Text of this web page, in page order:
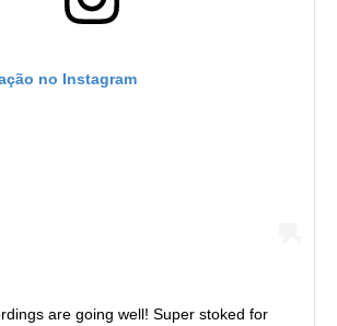
no Instagram
are going well! Super stoked for